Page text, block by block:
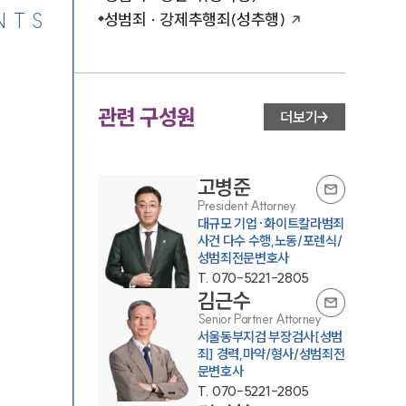
성범죄 · 강제추행죄(성추행)
관련 구성원 더보기
고병준
President Attorney
대규모 기업·화이트칼라범죄
사건 다수 수행,노동/포렌식/
성범죄전문변호사
T. 070-5221-2805
김근수
Senior Partner Attorney
서울동부지검 부장검사[성범
죄] 경력,마약/형사/성범죄전
문변호사
T. 070-5221-2805